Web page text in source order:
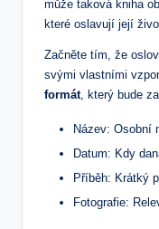
může taková kniha
které oslavují její
Začněte tím, že
svými vlastními
formát, který bude
Název: Osobní
Datum: Kdy
Příběh: Krátký
Fotografie: